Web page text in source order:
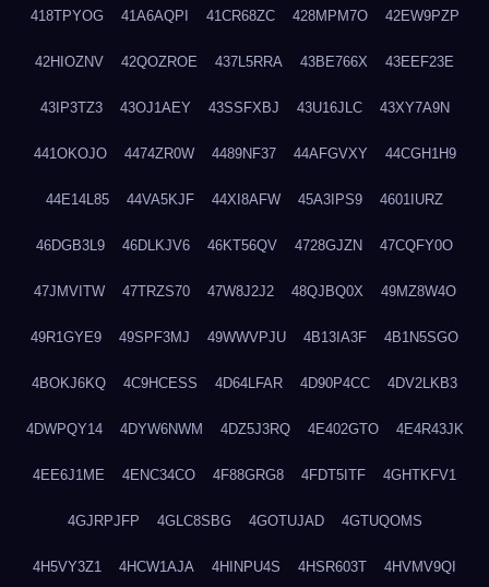
418TPYOG 41A6AQPI 41CR68ZC 428MPM7O 42EW9PZP
42HIOZNV 42QOZROE 437L5RRA 43BE766X 43EEF23E
43IP3TZ3 43OJ1AEY 43SSFXBJ 43U16JLC 43XY7A9N
441OKOJO 4474ZR0W 4489NF37 44AFGVXY 44CGH1H9
44E14L85 44VA5KJF 44XI8AFW 45A3IPS9 4601IURZ
46DGB3L9 46DLKJV6 46KT56QV 4728GJZN 47CQFY0O
47JMVITW 47TRZS70 47W8J2J2 48QJBQ0X 49MZ8W4O
49R1GYE9 49SPF3MJ 49WWVPJU 4B13IA3F 4B1N5SGO
4BOKJ6KQ 4C9HCESS 4D64LFAR 4D90P4CC 4DV2LKB3
4DWPQY14 4DYW6NWM 4DZ5J3RQ 4E402GTO 4E4R43JK
4EE6J1ME 4ENC34CO 4F88GRG8 4FDT5ITF 4GHTKFV1
4GJRPJFP 4GLC8SBG 4GOTUJAD 4GTUQOMS
4H5VY3Z1 4HCW1AJA 4HINPU4S 4HSR603T 4HVMV9QI